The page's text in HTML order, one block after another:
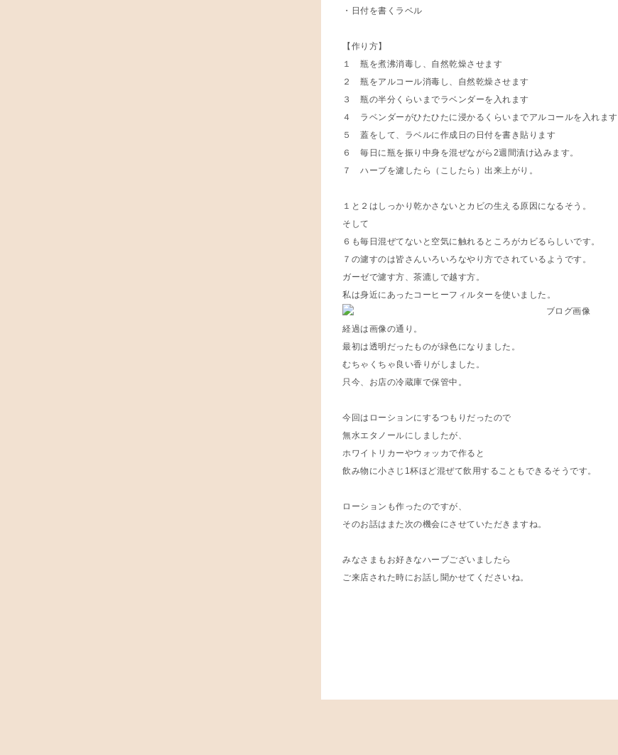
・日付を書くラベル
【作り方】
１ 瓶を煮沸消毒し、自然乾燥させます
２ 瓶をアルコール消毒し、自然乾燥させます
３ 瓶の半分くらいまでラベンダーを入れます
４ ラベンダーがひたひたに浸かるくらいまでアルコールを入れます
５ 蓋をして、ラベルに作成日の日付を書き貼ります
６ 毎日に瓶を振り中身を混ぜながら2週間漬け込みます。
７ ハーブを濾したら（こしたら）出来上がり。
１と２はしっかり乾かさないとカビの生える原因になるそう。
そして
６も毎日混ぜてないと空気に触れるところがカビるらしいです。
７の濾すのは皆さんいろいろなやり方でされているようです。
ガーゼで濾す方、茶漉しで越す方。
私は身近にあったコーヒーフィルターを使いました。
経過は画像の通り。
最初は透明だったものが緑色になりました。
むちゃくちゃ良い香りがしました。
只今、お店の冷蔵庫で保管中。
今回はローションにするつもりだったので
無水エタノールにしましたが、
ホワイトリカーやウォッカで作ると
飲み物に小さじ1杯ほど混ぜて飲用することもできるそうです。
ローションも作ったのですが、
そのお話はまた次の機会にさせていただきますね。
みなさまもお好きなハーブございましたら
ご来店された時にお話し聞かせてくださいね。